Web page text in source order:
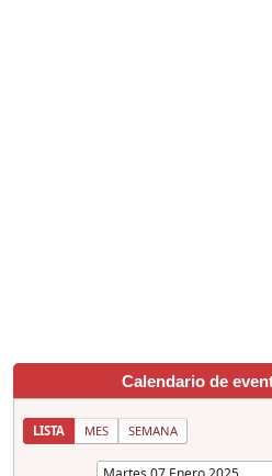
Calendario de
LISTA MES SEMANA